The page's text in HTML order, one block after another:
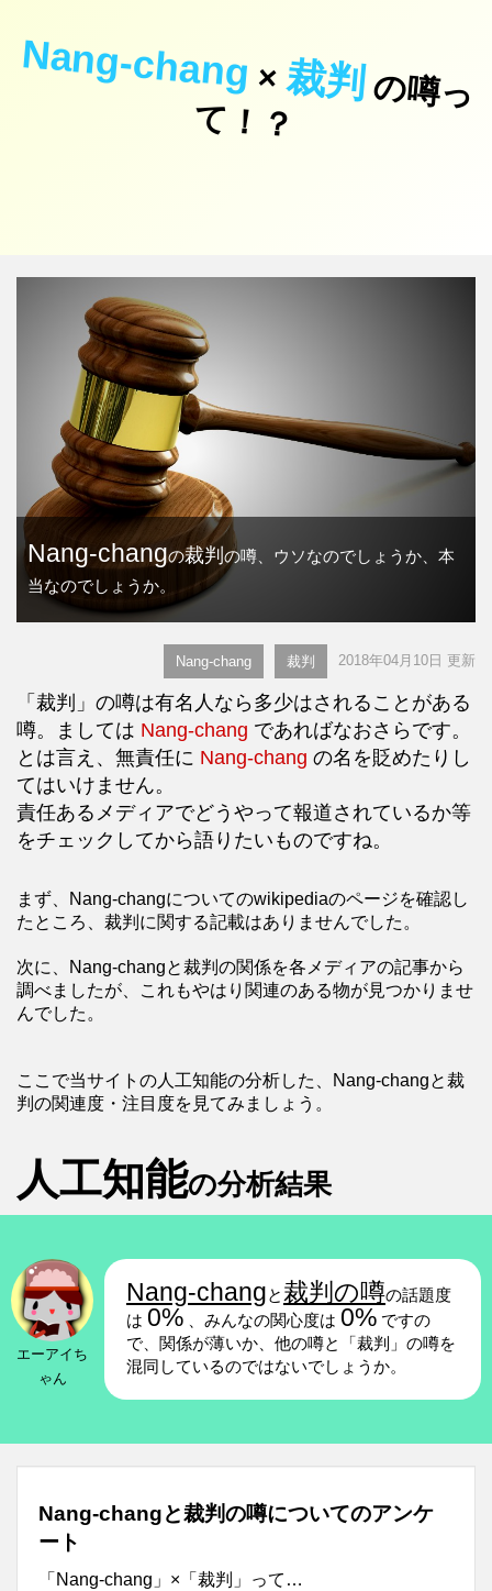
Nang-chang ×裁判の
噂
っ
て
！
？
Nang-changの裁判 の噂、ウソなのでしょうか、本
当なのでしょうか。
Nang-chang 裁判 2018年04月10日 更新
「裁判」の噂は有名人なら多少はされることがある
噂。ましては Nang-chang であればなおさらです。
とは言え、無責任に Nang-chang の名を貶めたりし
てはいけません。
責任あるメディアでどうやって報道されているか等
をチェックしてから語りたいものですね。
まず、Nang-changについてのwikipediaのページを確認し
たところ、裁判に関する記載はありませんでした。
次に、Nang-changと裁判の関係を各メディアの記事から
調べましたが、これもやはり関連のある物が見つかりませ
んでした。
ここで当サイトの人工知能の分析した、Nang-changと裁
判の関連度・注目度を見てみましょう。
人工知能の分析結果
エーアイち
ゃん
Nang-changと裁判の噂の話題度
は 0% 、みんなの関心度は 0% ですの
で、関係が薄いか、他の噂と「裁判」の噂を
混同しているのではないでしょうか。
Nang-changと裁判の噂についてのアンケ
ート
「Nang-chang」×「裁判」って…